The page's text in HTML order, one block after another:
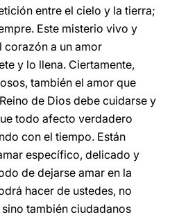
entre el cielo y la tierra;
Este misterio vivo y
a un amor
y lo llena. Ciertamente,
también el amor que
de Dios debe cuidarse y
todo afecto verdadero
con el tiempo. Están
específico, delicado y
de dejarse amar en la
hacer de ustedes, no
también ciudadanos